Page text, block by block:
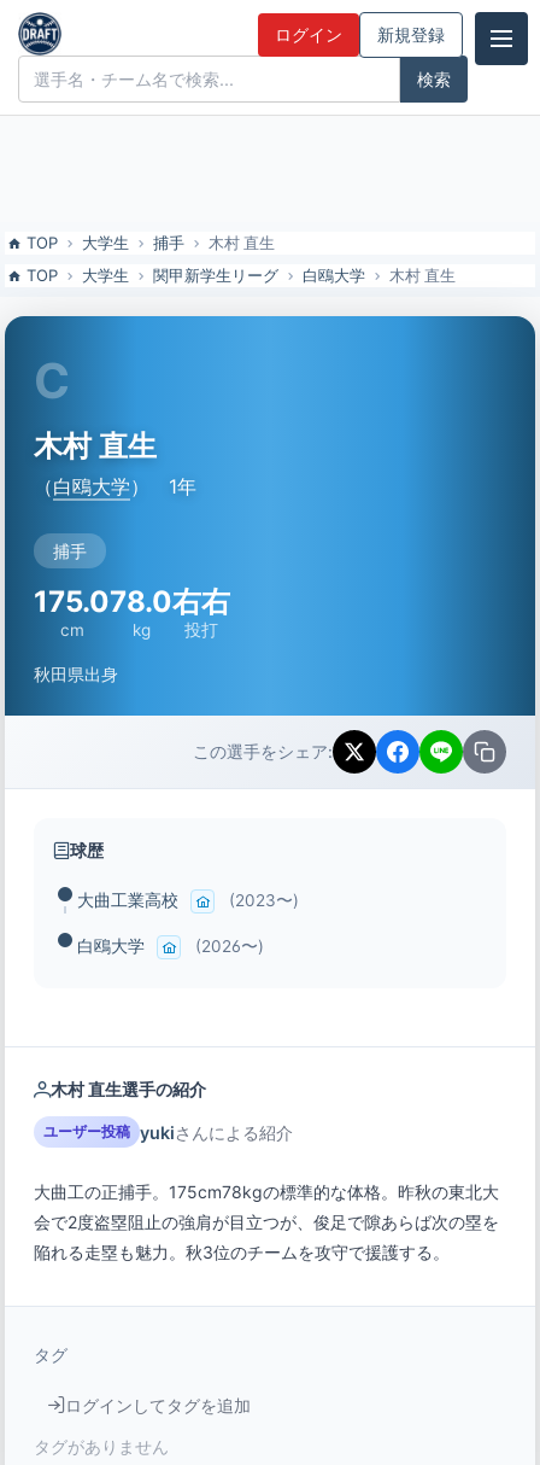
木村 直生（白鴎大）の特徴とドラフト評価 | ドラフト候補とみんなの
評価
ドラフト候補とみんなの評価 ログイン 新規登録
TOP 大学生 捕手
木村 直生
TOP
大学生 関甲新学生リーグ 白鴎大学 木村 直生
C
木村 直生
（白鴎大学） 1年
捕手
175.0
cm
78.0
kg
右右
投打
秋田県出身
この選手をシェア:
球歴
大曲工業高校 (2023〜)
白鴎大学 (2026〜)
木村 直生選手の紹介
ユーザー投稿 yukiさんによる紹介
大曲工の正捕手。175cm78kgの標準的な体格。昨秋の東北大
会で2度盗塁阻止の強肩が目立つが、俊足で隙あらば次の塁を
陥れる走塁も魅力。秋3位のチームを攻守で援護する。
タグ
ログインしてタグを追加
タグがありません